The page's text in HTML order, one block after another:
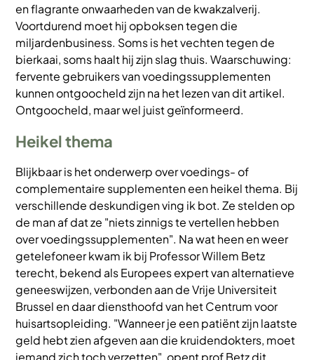
en flagrante onwaarheden van de kwakzalverij.
Voortdurend moet hij opboksen tegen die
miljardenbusiness. Soms is het vechten tegen de
bierkaai, soms haalt hij zijn slag thuis. Waarschuwing:
fervente gebruikers van voedingssupplementen
kunnen ontgoocheld zijn na het lezen van dit artikel.
Ontgoocheld, maar wel juist geïnformeerd.
Heikel thema
Blijkbaar is het onderwerp over voedings- of
complementaire supplementen een heikel thema. Bij
verschillende deskundigen ving ik bot. Ze stelden op
de man af dat ze "niets zinnigs te vertellen hebben
over voedingssupplementen". Na wat heen en weer
getelefoneer kwam ik bij Professor Willem Betz
terecht, bekend als Europees expert van alternatieve
geneeswijzen, verbonden aan de Vrije Universiteit
Brussel en daar diensthoofd van het Centrum voor
huisartsopleiding. "Wanneer je een patiënt zijn laatste
geld hebt zien afgeven aan die kruidendokters, moet
iemand zich toch verzetten", opent prof Betz dit